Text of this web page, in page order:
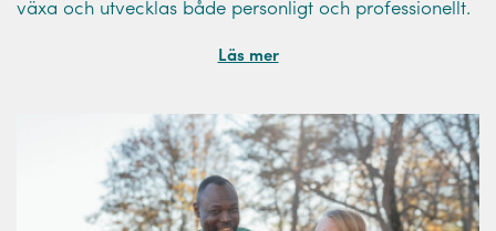
växa och utvecklas både personligt och professionellt.
Läs mer